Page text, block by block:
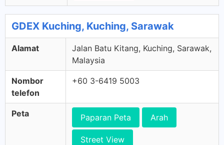
GDEX Kuching, Kuching, Sarawak
Alamat
Jalan Batu Kitang, Kuching, Sarawak,
Malaysia
Nombor
telefon
+60 3-6419 5003
Peta Paparan Peta Arah
Street View